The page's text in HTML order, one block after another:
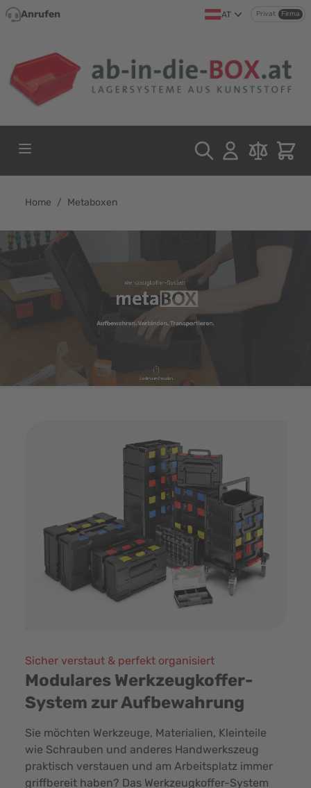
Direkt zum Inhalt
Anrufen AT Privat Firma
Home / Metaboxen
Sicher verstaut & perfekt organisiert
Modulares Werkzeugkoffer-
System zur Aufbewahrung
Sie möchten Werkzeuge, Materialien, Kleinteile
wie Schrauben und anderes Handwerkszeug
praktisch verstauen und am Arbeitsplatz immer
griffbereit haben? Das Werkzeugkoffer-System